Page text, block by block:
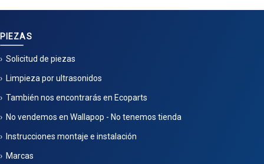
PIEZAS
Solicitud de piezas
Limpieza por ultrasonidos
También nos encontrarás en Ecoparts
No vendemos en Wallapop - No tenemos tienda
Instrucciones montaje e instalación
Marcas